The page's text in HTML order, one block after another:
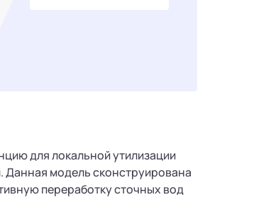
для локальной утилизации
Данная модель сконструирована
переработку сточных вод